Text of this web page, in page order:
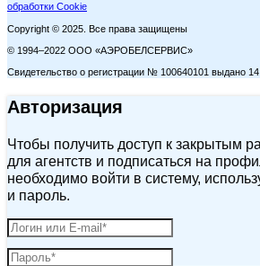
обработки Cookie
Copyright © 2025. Все права защищены
© 1994–2022 ООО «АЭРОБЕЛСЕРВИС»
Свидетельство о регистрации № 100640101 выдано
Авторизация
Чтобы получить доступ к закрытым
для агентств и подписаться на
необходимо войти в систему,
и пароль.